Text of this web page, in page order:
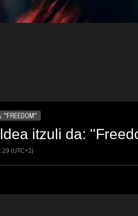
''FREEDOM''
itzuli da:
(UTC+2)